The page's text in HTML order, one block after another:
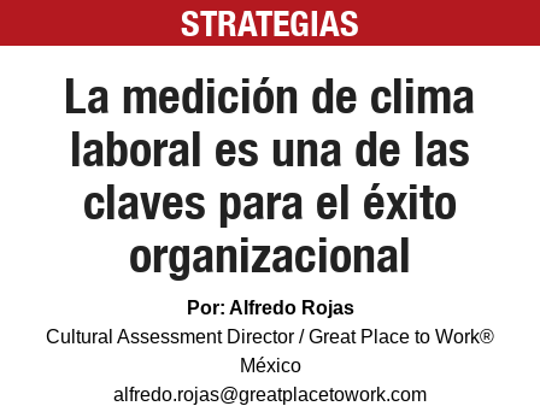
STRATEGIAS
La medición de clima
laboral es una de las
claves para el éxito
organizacional
Por: Alfredo Rojas
Cultural Assessment Director / Great Place to Work®
México
alfredo.rojas@greatplacetowork.com